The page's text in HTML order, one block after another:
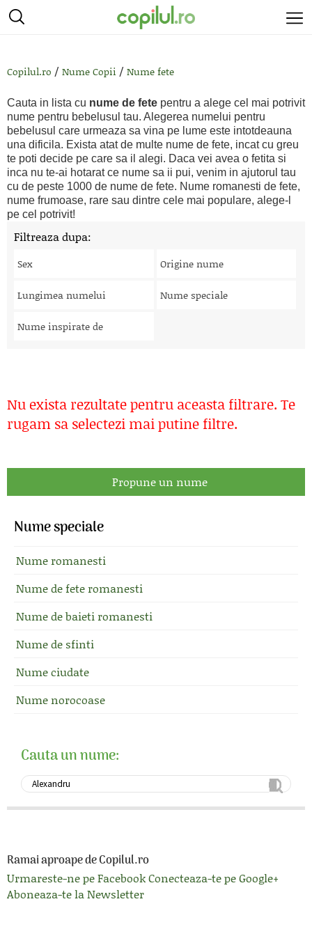
Copilul.ro / Nume Copii / Nume fete
Cauta in lista cu nume de fete pentru a alege cel mai potrivit
nume pentru bebelusul tau. Alegerea numelui pentru
bebelusul care urmeaza sa vina pe lume este intotdeauna
una dificila. Exista atat de multe nume de fete, incat cu greu
te poti decide pe care sa il alegi. Daca vei avea o fetita si
inca nu te-ai hotarat ce nume sa ii pui, venim in ajutorul tau
cu de peste 1000 de nume de fete. Nume romanesti de fete,
nume frumoase, rare sau dintre cele mai populare, alege-l
pe cel potrivit!
Filtreaza dupa:
Sex Origine nume
Lungimea numelui Nume speciale
Nume inspirate de
Nu exista rezultate pentru aceasta filtrare. Te
rugam sa selectezi mai putine filtre.
Propune un nume
Nume speciale
Nume romanesti
Nume de fete romanesti
Nume de baieti romanesti
Nume de sfinti
Nume ciudate
Nume norocoase
Cauta un nume:
Ramai aproape de Copilul.ro
Urmareste-ne pe FacebookConecteaza-te pe Google+
Aboneaza-te la Newsletter